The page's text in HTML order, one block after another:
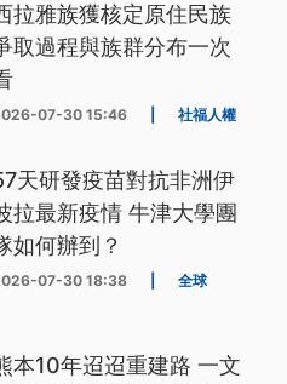
拉雅族獲核定原住民族
取過程與族群分布一次
07-30 15:46 社福人權
天研發疫苗對抗非洲伊
拉最新疫情 牛津大學團
如何辦到？
07-30 18:38 全球
本10年迢迢重建路 一文